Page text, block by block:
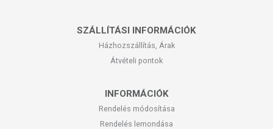
SZÁLLÍTÁSI INFORMÁCIÓK
Házhozszállítás, Árak
Átvételi pontok
INFORMÁCIÓK
Rendelés módosítása
Rendelés lemondása